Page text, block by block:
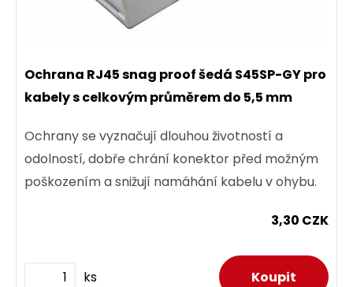
Ochrana RJ45 snag proof šedá S45SP-GY pro
kabely s celkovým průměrem do 5,5 mm
Ochrany se vyznačují dlouhou životností a
odolností, dobře chrání konektor před možným
poškozením a snižují namáhání kabelu v ohybu.
3,30 CZK
ks